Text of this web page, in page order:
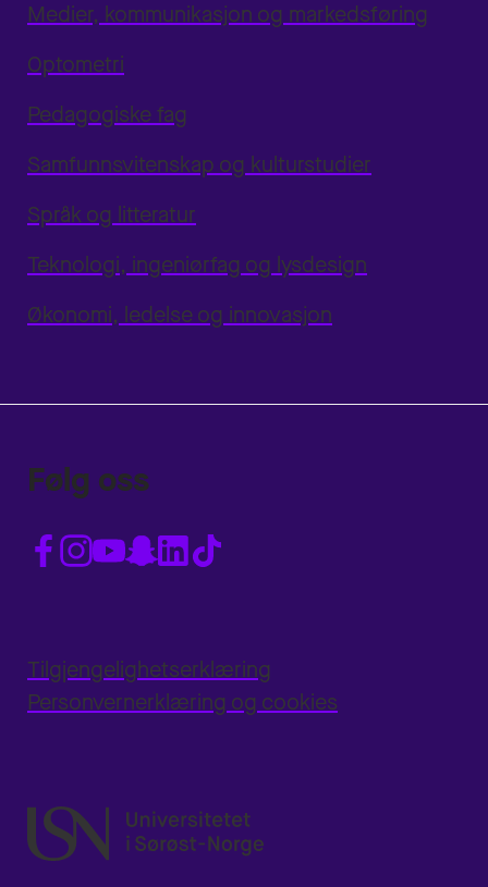
Medier, kommunikasjon og markedsføring
Optometri
Pedagogiske fag
Samfunnsvitenskap og kulturstudier
Språk og litteratur
Teknologi, ingeniørfag og lysdesign
Økonomi, ledelse og innovasjon
Følg oss
Tilgjengelighetserklæring
Personvernerklæring og cookies